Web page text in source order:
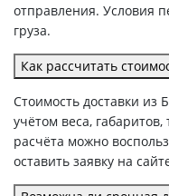
отправления. Условия
груза.
Как рассчитать
Стоимость доставки из
учётом веса,
расчёта можно
оставить заявку на